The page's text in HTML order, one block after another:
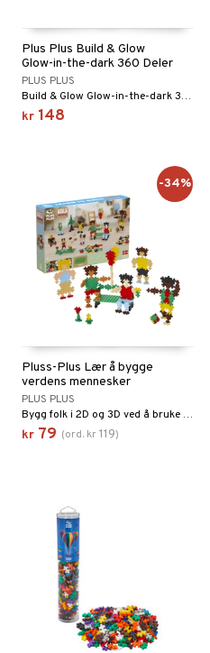
Plus Plus Build & Glow
Glow-in-the-dark 360 Deler
PLUS PLUS
Build & Glow Glow-in-the-dark 360 Deler fra Plus Plus er en ny, spennende måte å leke og bygge på. Kreasjonene lyser opp i mørket.
kr 148
Pluss-Plus Lær å bygge
verdens mennesker
PLUS PLUS
Bygg folk i 2D og 3D ved å bruke instruksjoner.
kr 79 (ord. kr 119)
-34%